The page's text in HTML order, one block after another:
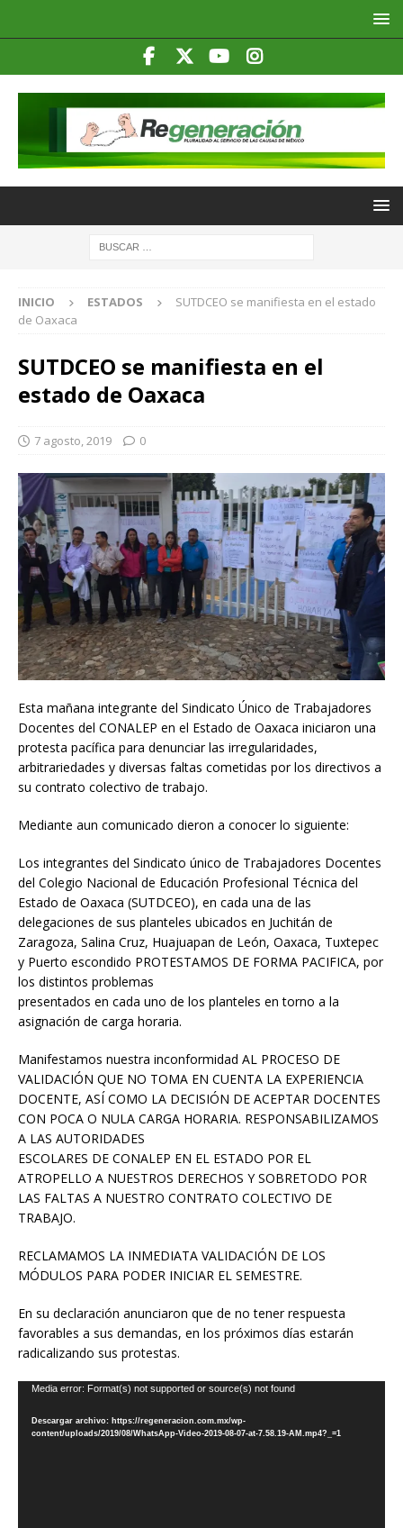
INICIO ESTADOS
SUTDCEO se manifiesta en el estado
de Oaxaca
SUTDCEO se manifiesta en el
estado de Oaxaca
7 agosto, 2019 0
Esta mañana integrante del Sindicato Único de Trabajadores
Docentes del CONALEP en el Estado de Oaxaca iniciaron una
protesta pacífica para denunciar las irregularidades,
arbitrariedades y diversas faltas cometidas por los directivos a
su contrato colectivo de trabajo.
Mediante aun comunicado dieron a conocer lo siguiente:
Los integrantes del Sindicato único de Trabajadores Docentes
del Colegio Nacional de Educación Profesional Técnica del
Estado de Oaxaca (SUTDCEO), en cada una de las
delegaciones de sus planteles ubicados en Juchitán de
Zaragoza, Salina Cruz, Huajuapan de León, Oaxaca, Tuxtepec
y Puerto escondido PROTESTAMOS DE FORMA PACIFICA, por
los distintos problemas
presentados en cada uno de los planteles en torno a la
asignación de carga horaria.
Manifestamos nuestra inconformidad AL PROCESO DE
VALIDACIÓN QUE NO TOMA EN CUENTA LA EXPERIENCIA
DOCENTE, ASÍ COMO LA DECISIÓN DE ACEPTAR DOCENTES
CON POCA O NULA CARGA HORARIA. RESPONSABILIZAMOS
A LAS AUTORIDADES
ESCOLARES DE CONALEP EN EL ESTADO POR EL
ATROPELLO A NUESTROS DERECHOS Y SOBRETODO POR
LAS FALTAS A NUESTRO CONTRATO COLECTIVO DE
TRABAJO.
RECLAMAMOS LA INMEDIATA VALIDACIÓN DE LOS
MÓDULOS PARA PODER INICIAR EL SEMESTRE.
En su declaración anunciaron que de no tener respuesta
favorables a sus demandas, en los próximos días estarán
radicalizando sus protestas.
Reproductor
vídeo
Media error: Format(s) not supported or source(s) not found
Descargar archivo: https://regeneracion.com.mx/wp-
content/uploads/2019/08/WhatsApp-Video-2019-08-07-at-7.58.19-AM.mp4?_=1